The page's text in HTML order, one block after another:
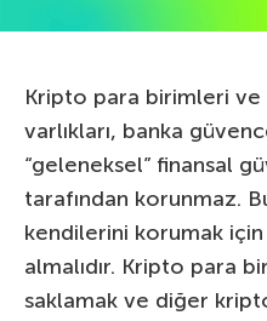
Kripto para birimleri
varlıkları, banka
“geleneksel” finansal
tarafından korunmaz.
kendilerini korumak
almalıdır. Kripto para
saklamak ve diğer